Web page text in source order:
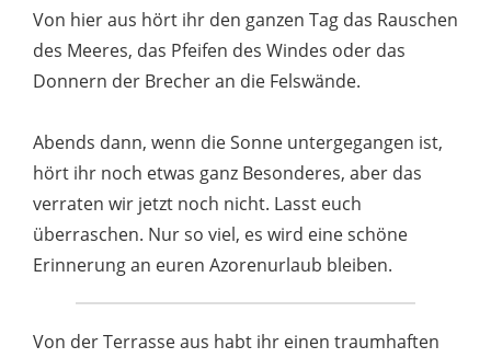
Von hier aus hört ihr den ganzen Tag das Rauschen
des Meeres, das Pfeifen des Windes oder das
Donnern der Brecher an die Felswände.
Abends dann, wenn die Sonne untergegangen ist,
hört ihr noch etwas ganz Besonderes, aber das
verraten wir jetzt noch nicht. Lasst euch
überraschen. Nur so viel, es wird eine schöne
Erinnerung an euren Azorenurlaub bleiben.
Von der Terrasse aus habt ihr einen traumhaften